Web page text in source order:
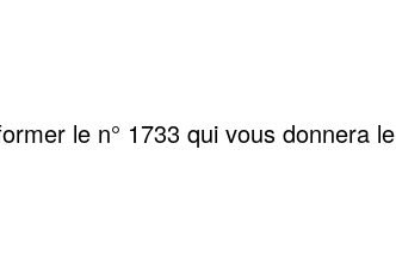
le n° 1733 qui vous donnera le